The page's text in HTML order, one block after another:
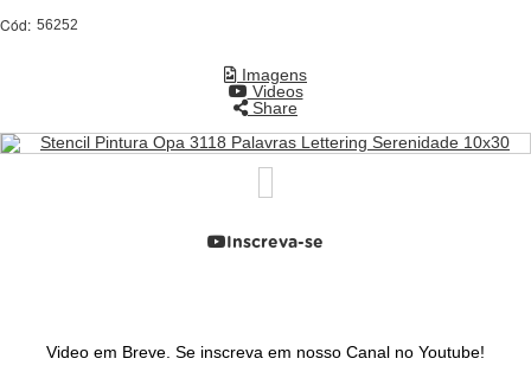
Cód: 56252
Imagens
Videos
Share
Inscreva-se
Video em Breve. Se inscreva em nosso Canal no Youtube!